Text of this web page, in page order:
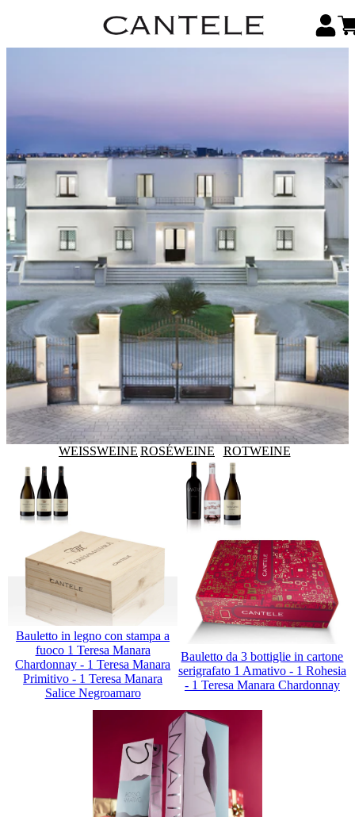
WEISSWEINE ROSÉWEINE ROTWEINE
Bauletto in legno con stampa a
fuoco 1 Teresa Manara
Chardonnay - 1 Teresa Manara
Primitivo - 1 Teresa Manara
Salice Negroamaro
Bauletto da 3 bottiglie in cartone
serigrafato 1 Amativo - 1 Rohesia
- 1 Teresa Manara Chardonnay